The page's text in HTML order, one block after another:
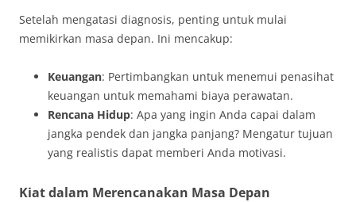
Setelah mengatasi diagnosis, penting untuk mulai
memikirkan masa depan. Ini mencakup:
Keuangan: Pertimbangkan untuk menemui penasihat
keuangan untuk memahami biaya perawatan.
Rencana Hidup: Apa yang ingin Anda capai dalam
jangka pendek dan jangka panjang? Mengatur tujuan
yang realistis dapat memberi Anda motivasi.
Kiat dalam Merencanakan Masa Depan